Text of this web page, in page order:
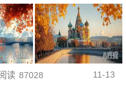
读 87028 11-13